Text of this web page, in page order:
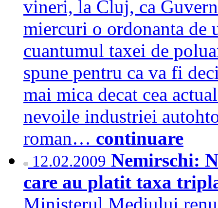
vineri, la Cluj, ca
miercuri o ordonanta de
cuantumul taxei de
spune pentru ca va fi
mai mica decat cea
nevoile industriei
roman… continuare
12.02.2009 Nemirschi:
care au platit taxa